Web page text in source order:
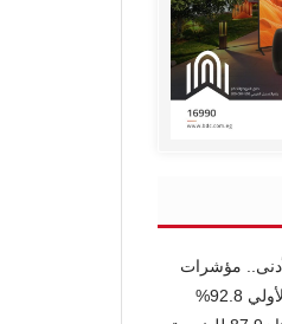
مؤشرات
تنسيق المرحلة الأولي 92.8%